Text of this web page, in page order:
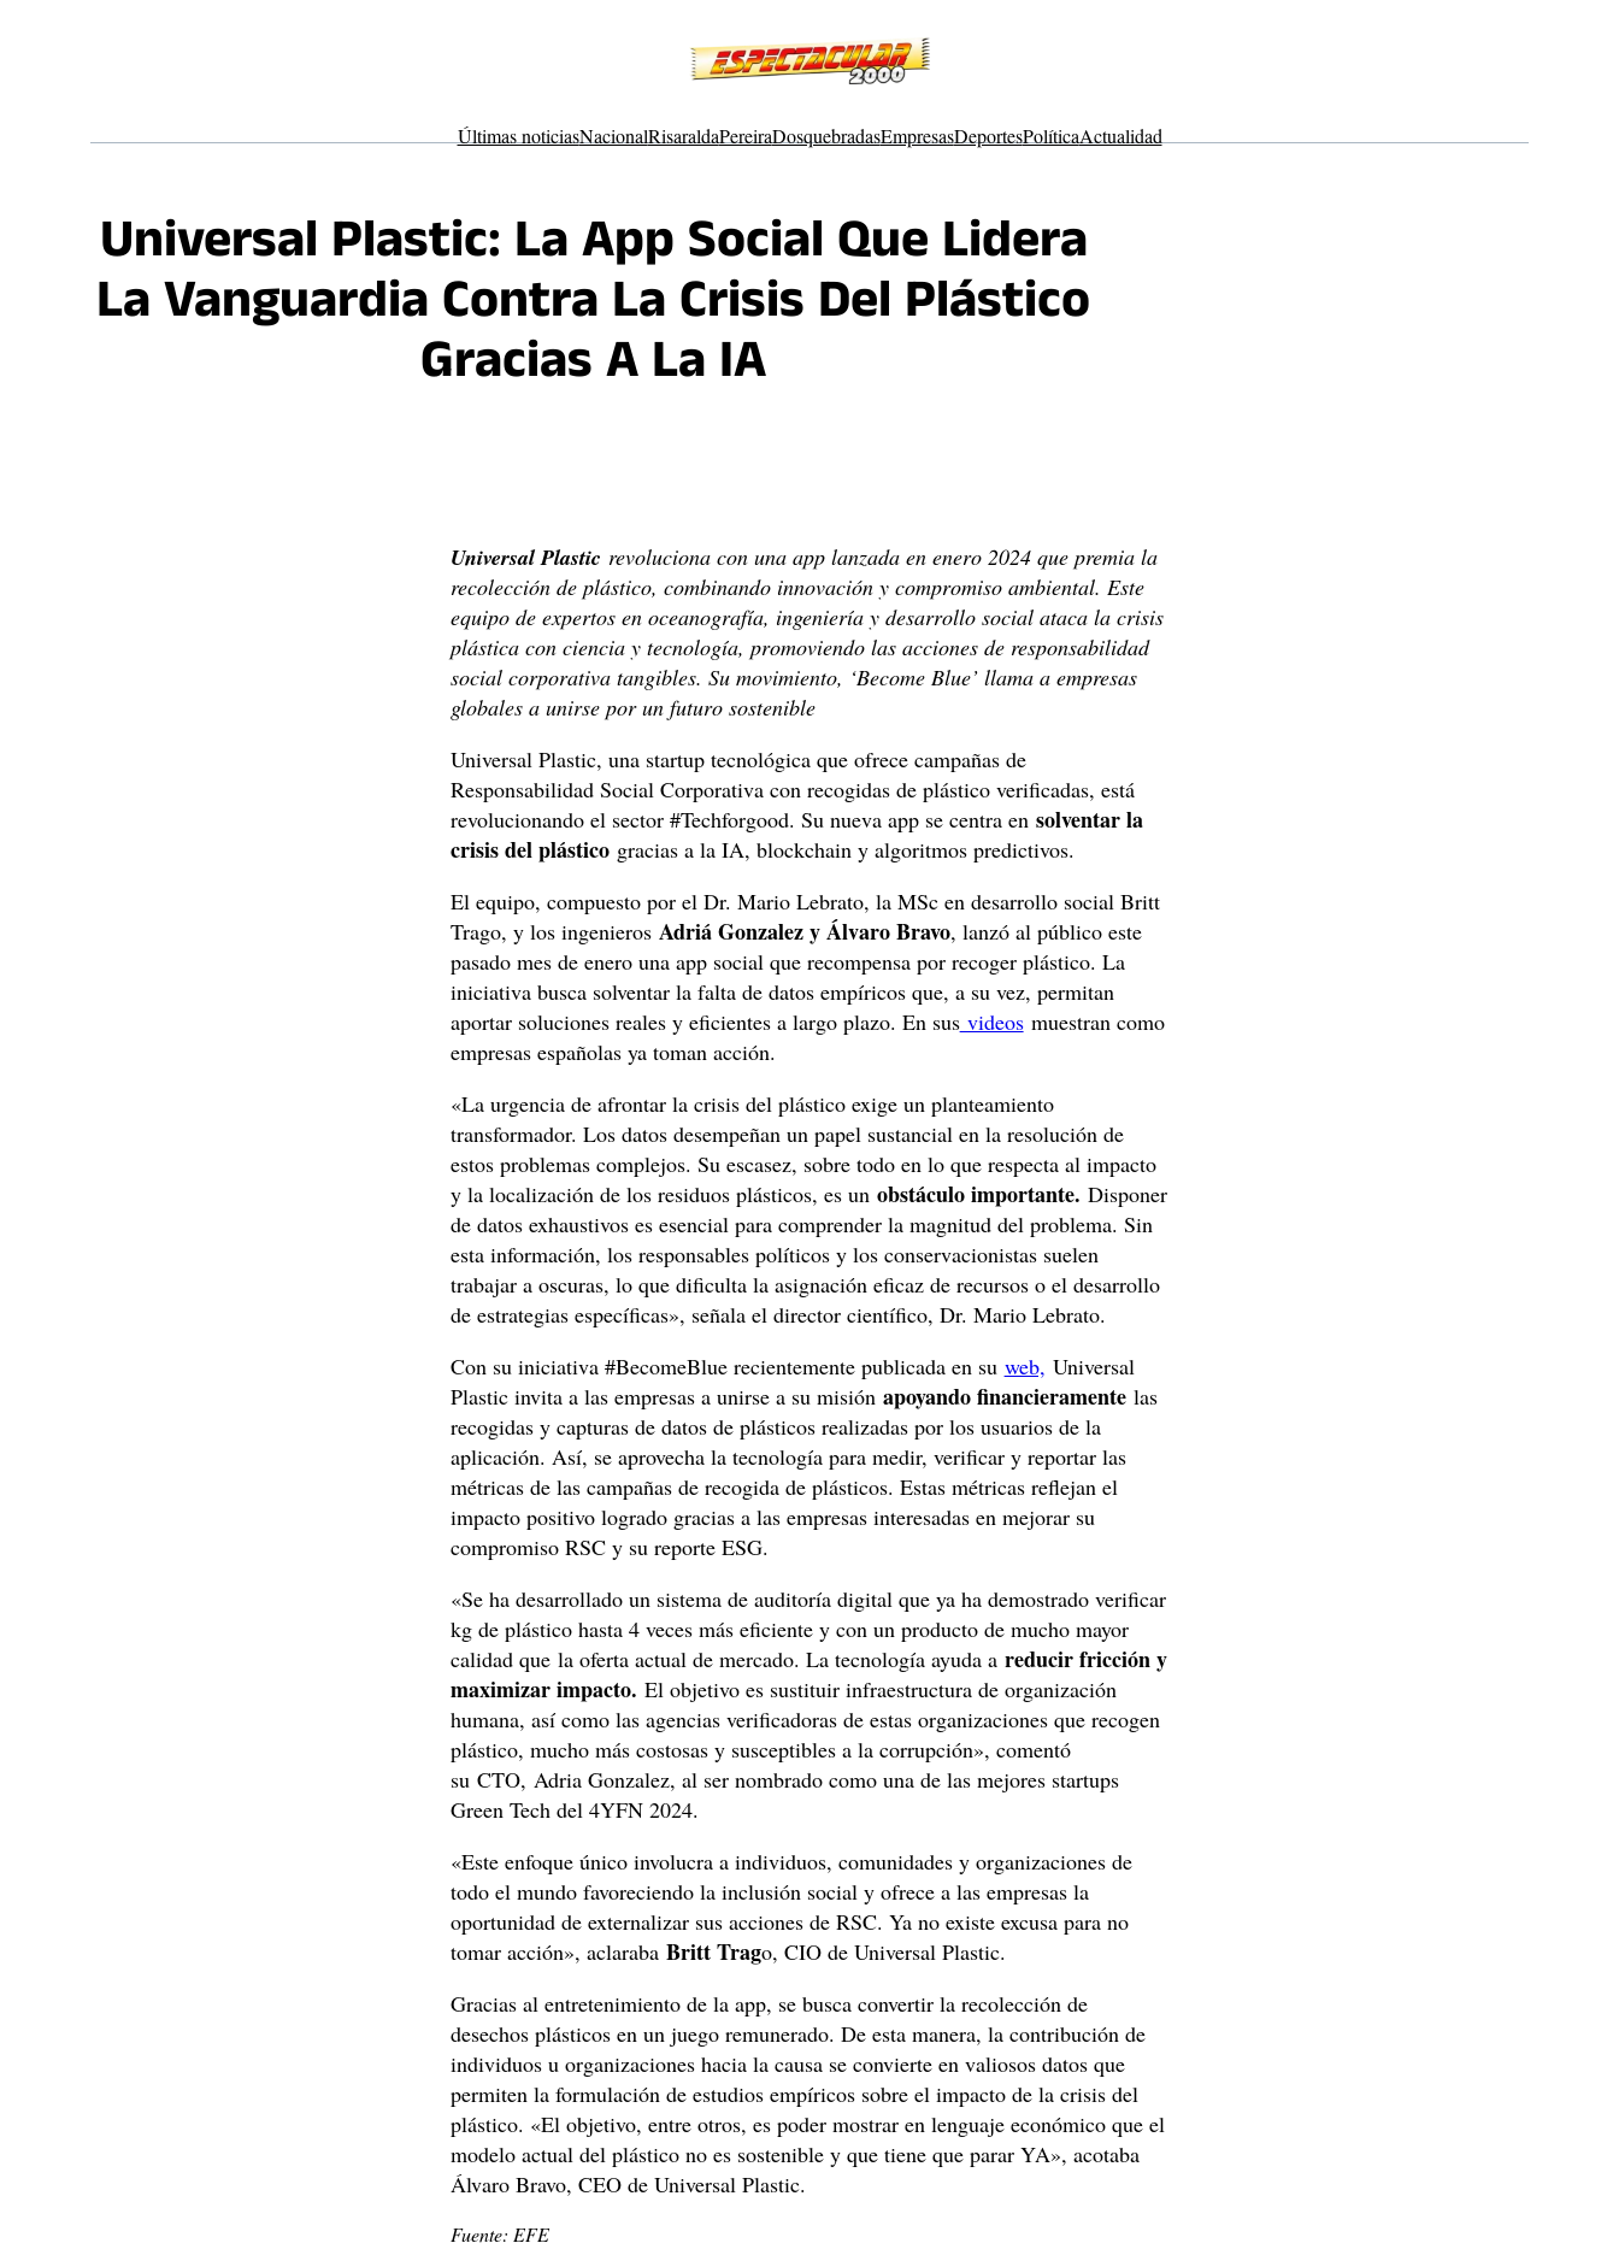
Últimas noticiasNacionalRisaraldaPereiraDosquebradasEmpresasDeportesPolíticaActualidad
Universal Plastic: La App Social Que Lidera
La Vanguardia Contra La Crisis Del Plástico
Gracias A La IA
Universal Plastic revoluciona con una app lanzada en enero 2024 que premia la
recolección de plástico, combinando innovación y compromiso ambiental. Este
equipo de expertos en oceanografía, ingeniería y desarrollo social ataca la crisis
plástica con ciencia y tecnología, promoviendo las acciones de responsabilidad
social corporativa tangibles. Su movimiento, ‘Become Blue’ llama a empresas
globales a unirse por un futuro sostenible
Universal Plastic, una startup tecnológica que ofrece campañas de
Responsabilidad Social Corporativa con recogidas de plástico verificadas, está
revolucionando el sector #Techforgood. Su nueva app se centra en solventar la
crisis del plásticogracias a la IA, blockchain y algoritmos predictivos.
El equipo, compuesto por el Dr. Mario Lebrato, la MSc en desarrollo social Britt
Trago, y los ingenieros Adriá Gonzalez y Álvaro Bravo, lanzó al público este
pasado mes de enero una app social que recompensa por recoger plástico. La
iniciativa busca solventar la falta de datos empíricos que, a su vez, permitan
aportar soluciones reales y eficientes a largo plazo. En susvideosmuestran como
empresas españolas ya toman acción.
«La urgencia de afrontar la crisis del plástico exige un planteamiento
transformador. Los datos desempeñan un papel sustancial en la resolución de
estos problemas complejos. Su escasez, sobre todo en lo que respecta al impacto
y la localización de los residuos plásticos, es un obstáculo importante. Disponer
de datos exhaustivos es esencial para comprender la magnitud del problema. Sin
esta información, los responsables políticos y los conservacionistas suelen
trabajar a oscuras, lo que dificulta la asignación eficaz de recursos o el desarrollo
de estrategias específicas», señala el director científico, Dr. Mario Lebrato.
Con su iniciativa #BecomeBlue recientemente publicada en su web, Universal
Plastic invita a las empresas a unirse a su misión apoyando financieramentelas
recogidas y capturas de datos de plásticos realizadas por los usuarios de la
aplicación. Así, se aprovecha la tecnología para medir, verificar y reportar las
métricas de las campañas de recogida de plásticos. Estas métricas reflejan el
impacto positivo logrado gracias a las empresas interesadas en mejorar su
compromiso RSC y su reporte ESG.
«Se ha desarrollado un sistema de auditoría digital que ya ha demostrado verificar
kg de plástico hasta 4 veces más eficiente y con un producto de mucho mayor
calidad que la oferta actual de mercado. La tecnología ayuda a reducir fricción y
maximizar impacto. El objetivo es sustituir infraestructura de organización
humana, así como las agencias verificadoras de estas organizaciones que recogen
plástico, mucho más costosas y susceptibles a la corrupción», comentó
su CTO, Adria Gonzalez, al ser nombrado como una de las mejores startups
Green Tech del 4YFN 2024.
«Este enfoque único involucra a individuos, comunidades y organizaciones de
todo el mundo favoreciendo la inclusión social y ofrece a las empresas la
oportunidad de externalizar sus acciones de RSC. Ya no existe excusa para no
tomar acción», aclaraba Britt Trago, CIO de Universal Plastic.
Gracias al entretenimiento de la app, se busca convertir la recolección de
desechos plásticos en un juego remunerado. De esta manera, la contribución de
individuos u organizaciones hacia la causa se convierte en valiosos datos que
permiten la formulación de estudios empíricos sobre el impacto de la crisis del
plástico. «El objetivo, entre otros, es poder mostrar en lenguaje económico que el
modelo actual del plástico no es sostenible y que tiene que parar YA», acotaba
Álvaro Bravo, CEO de Universal Plastic.
Fuente: EFE